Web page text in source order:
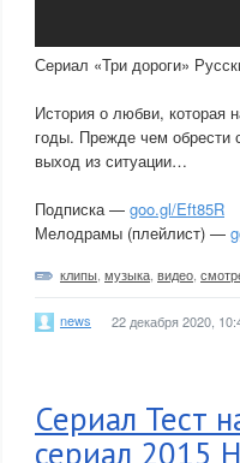
Сериал «Три дороги»
История о любви, которая
годы. Прежде чем обрести
выход из ситуации…
Подписка — goo.gl/Eft85R
Мелодрамы (плейлист) —
клипы музыка видео
news 22 декабря 2020,
Сериал Тест
сериал 2015